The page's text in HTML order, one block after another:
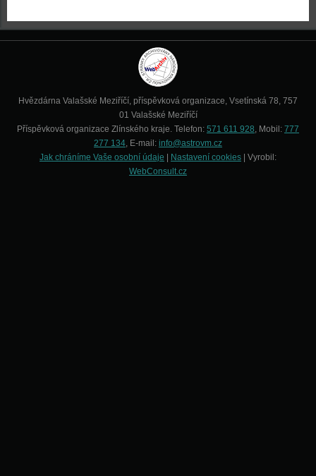
Hvězdárna Valašské Meziříčí, příspěvková organizace, Vsetínská 78, 757
01 Valašské Meziříčí
Příspěvková organizace Zlínského kraje. Telefon: 571 611 928, Mobil: 777
277 134, E-mail: info@astrovm.cz
Jak chráníme Vaše osobní údaje
Nastavení cookies | Vyrobil:
WebConsult.cz